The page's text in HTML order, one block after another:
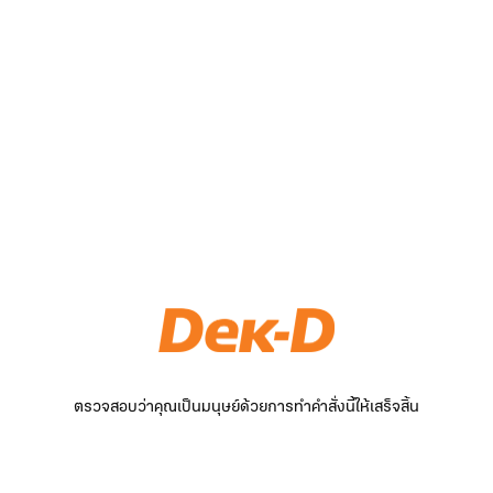
ตรวจสอบว่าคุณเป็นมนุษย์ด้วยการทำคำสั่งนี้ให้เสร็จสิ้น